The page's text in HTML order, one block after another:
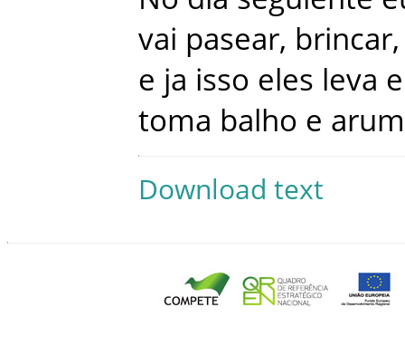
vai pasear, brincar,
e ja isso eles leva
toma balho e
Download text